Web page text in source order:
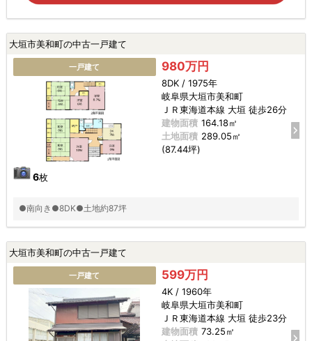
大垣市美和町の中古一戸建て
一戸建て
6枚
980万円
8DK / 1975年
岐阜県大垣市美和町
ＪＲ東海道本線 大垣 徒歩26分
建物面積 164.18㎡
土地面積 289.05㎡
(87.44坪)
●南向き●8DK●土地約87坪
大垣市美和町の中古一戸建て
一戸建て 599万円
4K / 1960年
岐阜県大垣市美和町
ＪＲ東海道本線 大垣 徒歩23分
建物面積 73.25㎡